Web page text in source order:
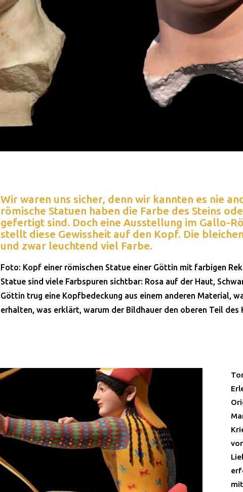
Wir waren uns sicher, denn wir kannten es nie
römische Statuen haben die Farbe des Steins
gefertigt sind. Doch eine Ausstellung im Gallo-
stellt diese Gewissheit auf den Kopf. Die
und zwar leuchtend viel Farbe.
Foto: Kopf einer römischen Statue einer Göttin mit farbigen
Statue sind viele Farbspuren sichtbar: Rosa auf der Haut,
Göttin trug eine Kopfbedeckung aus einem anderen Material,
erhalten, was erklärt, warum der Bildhauer den oberen Teil